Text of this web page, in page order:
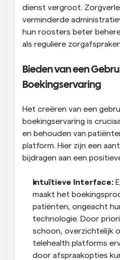
dienst vergroot.
verminderde
hun roosters beter
als reguliere
Bieden van een
Boekingservaring
Het creëren van een
boekingservaring is
en behouden van
platform. Hier zijn een
bijdragen aan een
Intuïtieve Interface:
maakt het
patiënten, ongeacht
technologie. Door
schoon, overzichtelijk
telehealth platforms
door afspraakopties